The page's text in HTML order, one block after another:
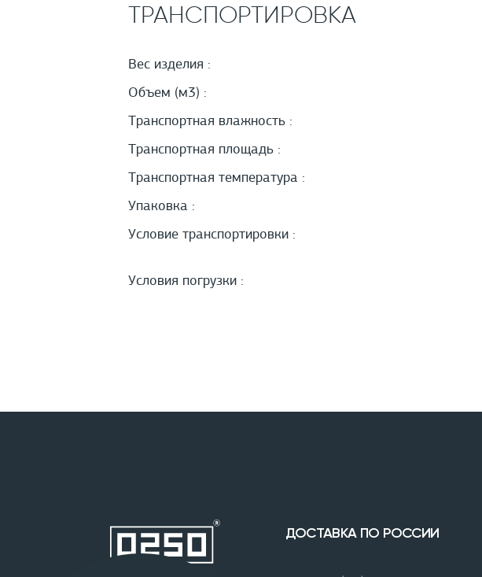
ТРАНСПОРТИРОВКА
Вес изделия :
Объем (м3) :
Транспортная влажность :
Транспортная площадь :
Транспортная температура :
Упаковка :
Условие транспортировки :
Условия погрузки :
ДОСТАВКА ПО РОССИИ